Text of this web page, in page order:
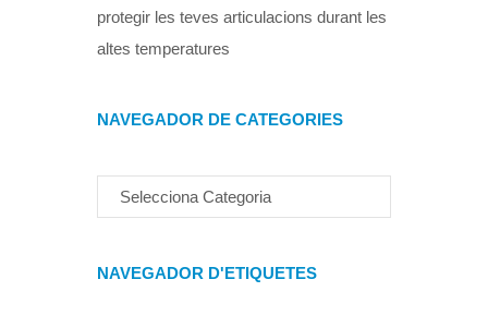
protegir les teves articulacions durant les
altes temperatures
NAVEGADOR DE CATEGORIES
NAVEGADOR D'ETIQUETES